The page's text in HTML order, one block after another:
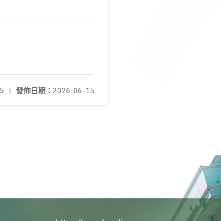
發佈日期： 2026-06-15
|